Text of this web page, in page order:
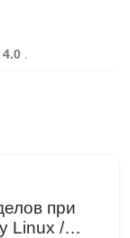
4.0
при
Linux /